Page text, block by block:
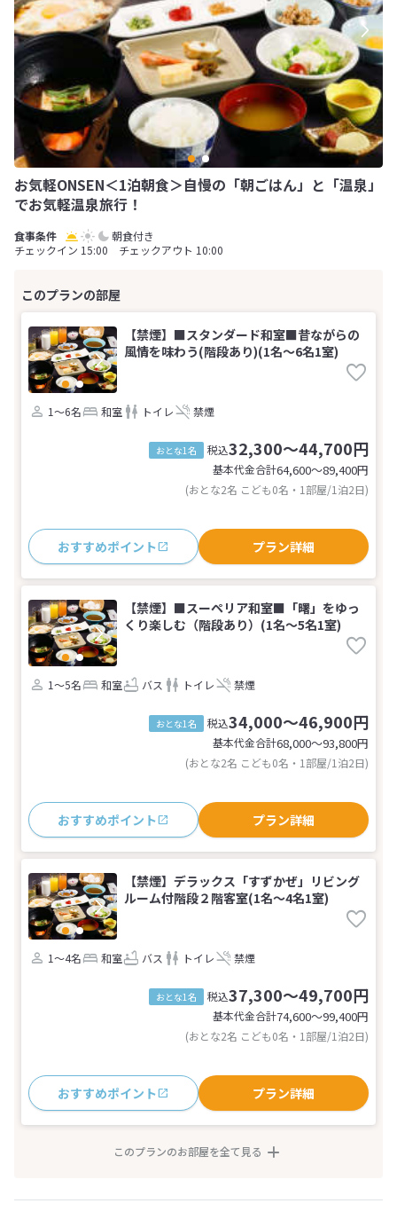
お気軽ONSEN＜1泊朝食＞自慢の「朝ごはん」と「温泉」
でお気軽温泉旅行！
朝食付き
チェックイン 15:00 チェックアウト 10:00
【禁煙】■スタンダード和室■昔ながらの
風情を味わう(階段あり)(1名～6名1室)
1～6名 和室 トイレ 禁煙
おとな1名 税込32,300～44,700円
基本代金合計64,600〜89,400円
(おとな2名 こども0名・1部屋/1泊2日)
おすすめポイント プラン詳細
【禁煙】■スーペリア和室■「曙」をゆっ
くり楽しむ（階段あり）(1名～5名1室)
1～5名 和室 バス トイレ 禁煙
おとな1名 税込34,000～46,900円
基本代金合計68,000〜93,800円
(おとな2名 こども0名・1部屋/1泊2日)
おすすめポイント プラン詳細
【禁煙】デラックス「すずかぜ」リビング
ルーム付階段２階客室(1名～4名1室)
1～4名 和室 バス トイレ 禁煙
おとな1名 税込37,300～49,700円
基本代金合計74,600〜99,400円
(おとな2名 こども0名・1部屋/1泊2日)
おすすめポイント プラン詳細
このプランのお部屋を全て見る